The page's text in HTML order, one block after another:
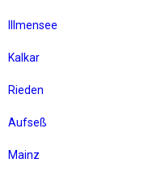
Illmensee
Kalkar
Rieden
Aufseß
Mainz